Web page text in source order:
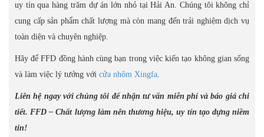
uy tín qua hàng trăm dự án lớn nhỏ tại Hải An. Chúng tôi không chỉ
cung cấp sản phẩm chất lượng mà còn mang đến trải nghiệm dịch vụ
toàn diện và chuyên nghiệp.
Hãy để FFD đồng hành cùng bạn trong việc kiến tạo không gian sống
và làm việc lý tưởng với cửa nhôm Xingfa.
Liên hệ ngay với chúng tôi để nhận tư vấn miễn phí và báo giá chi
tiết. FFD – Chất lượng làm nên thương hiệu, uy tín tạo dựng niềm
tin!